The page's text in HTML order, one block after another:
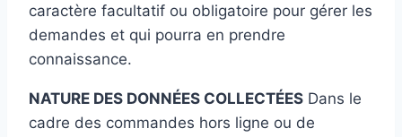
caractère facultatif ou obligatoire pour gérer les
demandes et qui pourra en prendre
connaissance.
NATURE DES DONNÉES COLLECTÉES Dans le
cadre des commandes hors ligne ou de